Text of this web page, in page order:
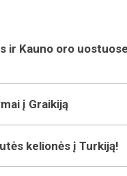
ir Kauno oro
į Graikiją
kelionės į Turkiją!